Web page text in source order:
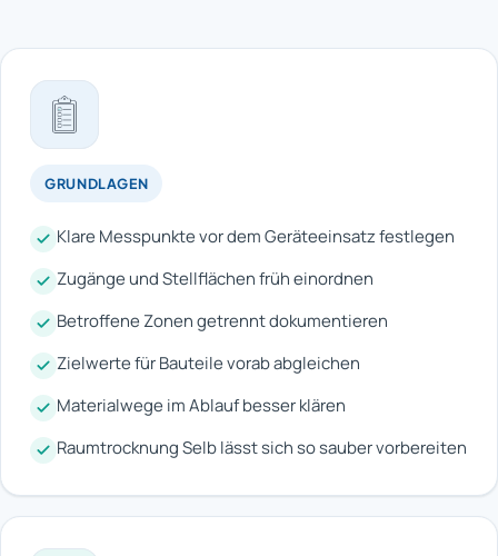
GRUNDLAGEN
Klare Messpunkte vor dem Geräteeinsatz festlegen
Zugänge und Stellflächen früh einordnen
Betroffene Zonen getrennt dokumentieren
Zielwerte für Bauteile vorab abgleichen
Materialwege im Ablauf besser klären
Raumtrocknung Selb lässt sich so sauber vorbereiten